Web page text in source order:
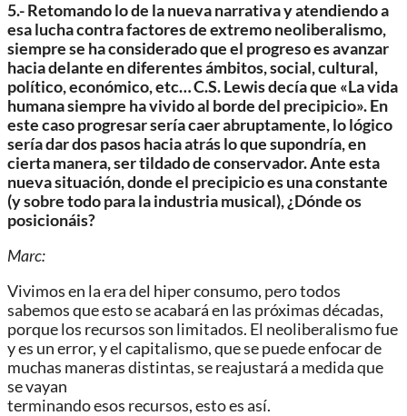
5.- Retomando lo de la nueva narrativa y atendiendo a
esa lucha contrafactores de extremo neoliberalismo,
siempre se ha considerado que el progreso es avanzar
hacia delante en diferentes ámbitos, social,cultural,
político, económico, etc… C.S. Lewis decía que «La vida
humana siempre ha vivido al borde del precipicio». En
este casoprogresar sería caer abruptamente, lo lógico
sería dar dos pasoshacia atrás lo que supondría, en
cierta manera, ser tildado deconservador. Ante esta
nueva situación, donde el precipicio es unaconstante
(y sobre todo para la industria musical), ¿Dónde os
posicionáis?
Marc:
Vivimos en la era del hiper consumo, pero todos
sabemos que esto se acabará en las próximas décadas,
porque los recursos son limitados. El neoliberalismo fue
y es un error, y el capitalismo, que se puede enfocar de
muchas maneras distintas, se reajustará a medida que
se vayan
terminando esos recursos, esto es así.